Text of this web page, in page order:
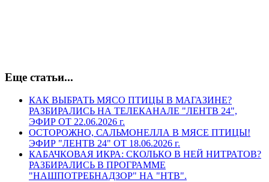
Еще статьи...
КАК ВЫБРАТЬ МЯСО ПТИЦЫ В МАГАЗИНЕ?
РАЗБИРАЛИСЬ НА ТЕЛЕКАНАЛЕ "ЛЕНТВ 24",
ЭФИР ОТ 22.06.2026 г.
ОСТОРОЖНО, САЛЬМОНЕЛЛА В МЯСЕ ПТИЦЫ!
ЭФИР "ЛЕНТВ 24" ОТ 18.06.2026 г.
КАБАЧКОВАЯ ИКРА: СКОЛЬКО В НЕЙ НИТРАТОВ?
РАЗБИРАЛИСЬ В ПРОГРАММЕ
"НАШПОТРЕБНАДЗОР" НА "НТВ".